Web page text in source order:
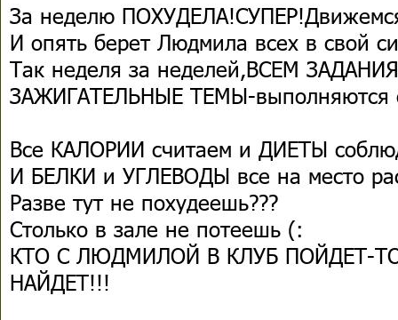
За неделю
И опять берет Людмила всех в свой
Так неделя за неделей,ВСЕМ
ЗАЖИГАТЕЛЬНЫЕ ТЕМЫ-выполняются
Все КАЛОРИИ считаем и ДИЕТЫ
И БЕЛКИ и УГЛЕВОДЫ все на место
Разве тут не похудеешь???
Столько в зале не потеешь (:
КТО С ЛЮДМИЛОЙ В КЛУБ ПОЙДЕТ-
НАЙДЕТ!!!